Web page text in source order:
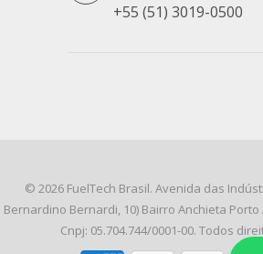
+55 (51) 3019-0500
© 2026 FuelTech Brasil. Avenida das
Bernardino Bernardi, 10) Bairro Anchieta Porto
Cnpj: 05.704.744/0001-00. Todos